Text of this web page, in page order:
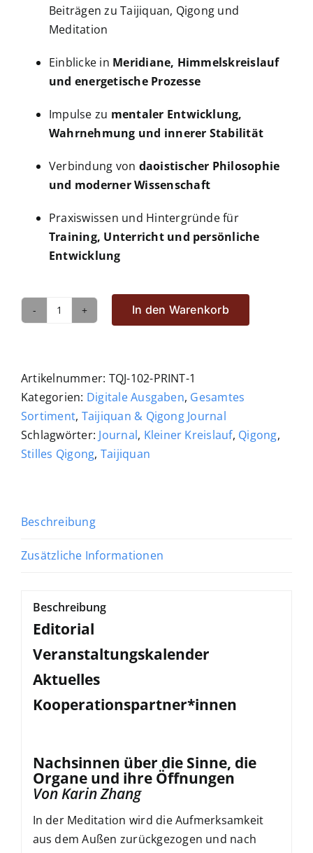
Beiträgen zu Taijiquan, Qigong und
Meditation
Einblicke in Meridiane, Himmelskreislauf
und energetische Prozesse
Impulse zu mentaler Entwicklung,
Wahrnehmung und innerer Stabilität
Verbindung von daoistischer Philosophie
und moderner Wissenschaft
Praxiswissen und Hintergründe für
Training, Unterricht und persönliche
Entwicklung
Digitalausgabe
102,
4/2025
[Digital]
Menge
In den Warenkorb
Artikelnummer: TQJ-102-PRINT-1
Kategorien: Digitale Ausgaben, Gesamtes
Sortiment, Taijiquan & Qigong Journal
Schlagwörter: Journal, Kleiner Kreislauf, Qigong,
Stilles Qigong, Taijiquan
Beschreibung
Zusätzliche Informationen
Beschreibung
Editorial
Veranstaltungskalender
Aktuelles
Kooperationspartner*innen
Nachsinnen über die Sinne, die
Organe und ihre Öffnungen
Von Karin Zhang
In der Meditation wird die Aufmerksamkeit
aus dem Außen zurückgezogen und nach